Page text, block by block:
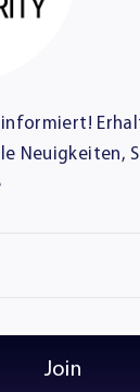
Neuigkeiten,
Join